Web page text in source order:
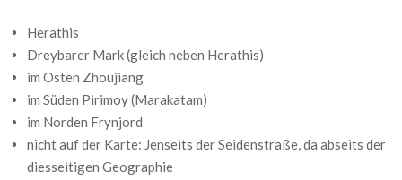
Herathis
Dreybarer Mark (gleich neben Herathis)
im Osten Zhoujiang
im Süden Pirimoy (Marakatam)
im Norden Frynjord
nicht auf der Karte: Jenseits der Seidenstraße, da abseits der
diesseitigen Geographie